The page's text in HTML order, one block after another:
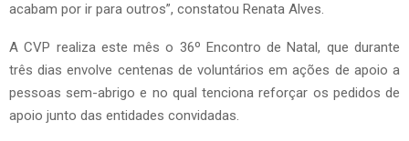
acabam por ir para outros”, constatou Renata Alves.
A CVP realiza este mês o 36º Encontro de Natal, que durante
três dias envolve centenas de voluntários em ações de apoio a
pessoas sem-abrigo e no qual tenciona reforçar os pedidos de
apoio junto das entidades convidadas.